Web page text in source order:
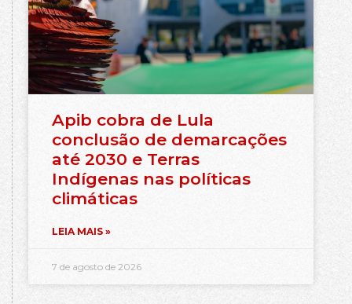
Apib cobra de Lula
conclusão de demarcações
até 2030 e Terras
Indígenas nas políticas
climáticas
LEIA MAIS »
7 de agosto de 2026